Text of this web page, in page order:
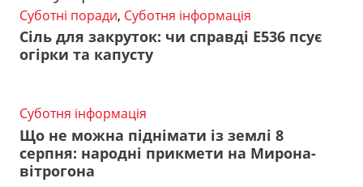
Суботні поради, Суботня інформація
Сіль для закруток: чи справді Е536 псує
огірки та капусту
Суботня інформація
Що не можна піднімати із землі 8
серпня: народні прикмети на Мирона-
вітрогона